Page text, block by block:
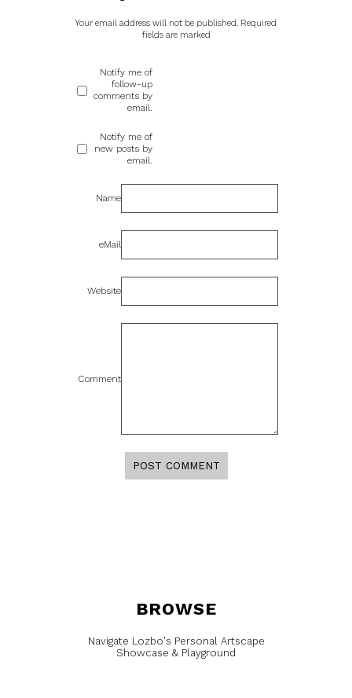
Your email address will not be published. Required
fields are marked
Comment
Name
eMail
Website
Notify me of
follow-up
comments by
email.
Notify me of
new posts by
email.
BROWSE
Navigate Lozbo's Personal Artscape
Showcase & Playground